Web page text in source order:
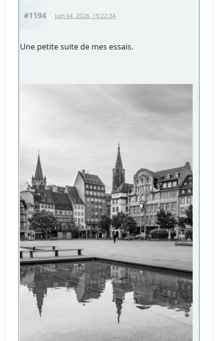
#1194 Juin 04, 2026, 19:22:34
Une petite suite de mes essais.